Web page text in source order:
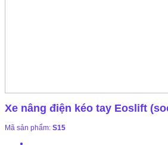
Xe nâng điện kéo tay Eoslift
Mã sản phẩm: S15